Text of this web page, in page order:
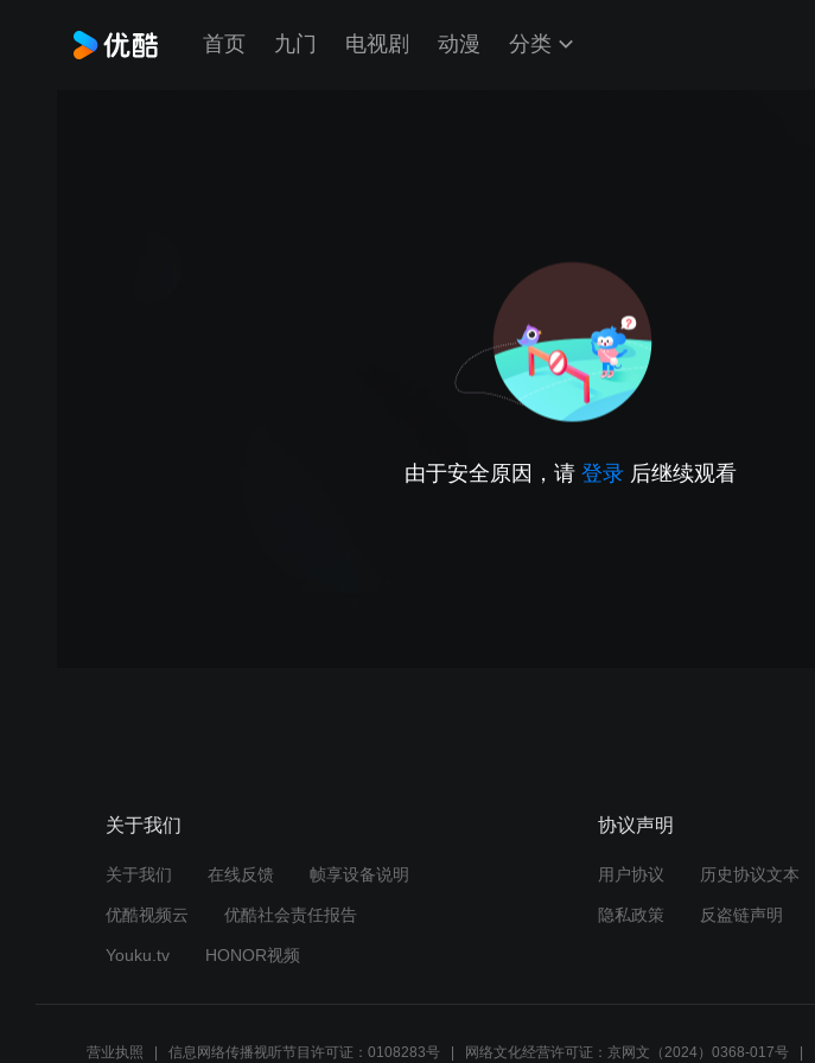
首页 九门 电视剧 动漫 分类
由于安全原因，请 登录 后继续观看
关于我们
关于我们 在线反馈 帧享设备说明
优酷视频云 优酷社会责任报告
Youku.tv HONOR视频
协议声明
用户协议 历史协议文本
隐私政策 反盗链声明
营业执照 信息网络传播视听节目许可证：0108283号 网络文化经营许可证：京网文（2024）0368-017号